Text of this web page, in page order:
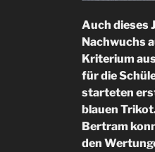
Auch dieses
Nachwuchs
Kriterium
für die
starteten
blauen
Bertram
den